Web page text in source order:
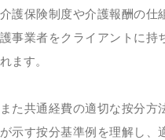
介護保険制度や介護報酬の仕
護事業者をクライアントに持
れます。
また共通経費の適切な按分方
が示す按分基準例を理解し、